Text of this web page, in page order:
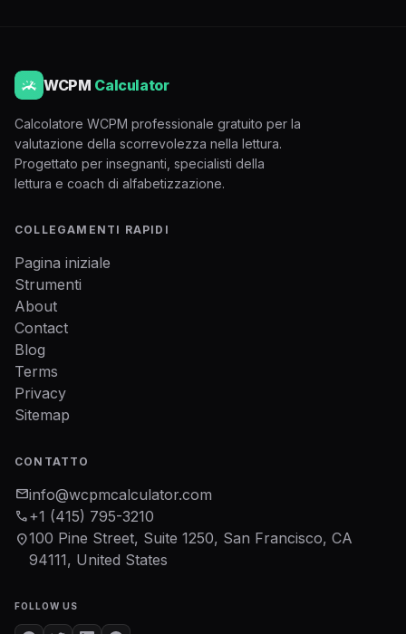
WCPM Calculator
Calcolatore WCPM professionale gratuito per la
valutazione della scorrevolezza nella lettura.
Progettato per insegnanti, specialisti della
lettura e coach di alfabetizzazione.
COLLEGAMENTI RAPIDI
Pagina iniziale
Strumenti
About
Contact
Blog
Terms
Privacy
Sitemap
CONTATTO
mailinfo@wcpmcalculator.com
phone+1 (415) 795-3210
location_on100 Pine Street, Suite 1250, San Francisco, CA
94111, United States
FOLLOW US